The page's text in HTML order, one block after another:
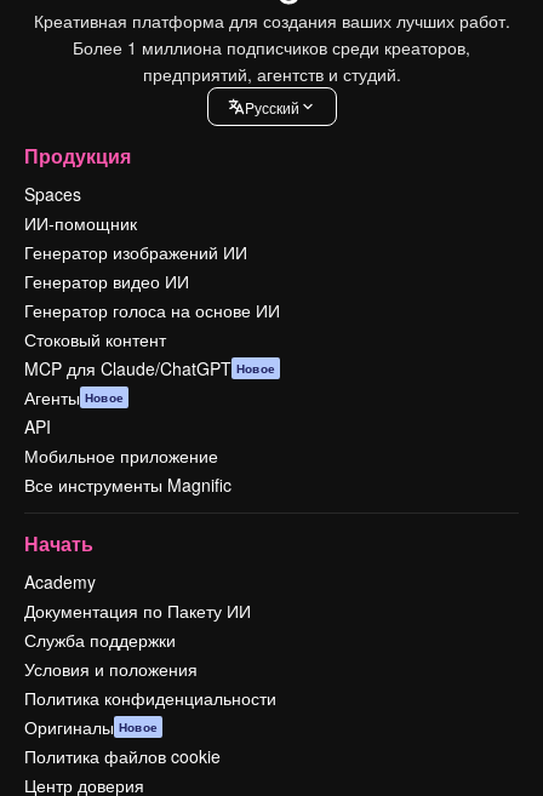
Креативная платформа для создания ваших лучших работ.
Более 1 миллиона подписчиков среди креаторов,
предприятий, агентств и студий.
Pусский
Продукция
Spaces
ИИ-помощник
Генератор изображений ИИ
Генератор видео ИИ
Генератор голоса на основе ИИ
Стоковый контент
MCP для Claude/ChatGPT Новое
Агенты Новое
API
Мобильное приложение
Все инструменты Magnific
Начать
Academy
Документация по Пакету ИИ
Служба поддержки
Условия и положения
Политика конфиденциальности
Оригиналы Новое
Политика файлов cookie
Центр доверия